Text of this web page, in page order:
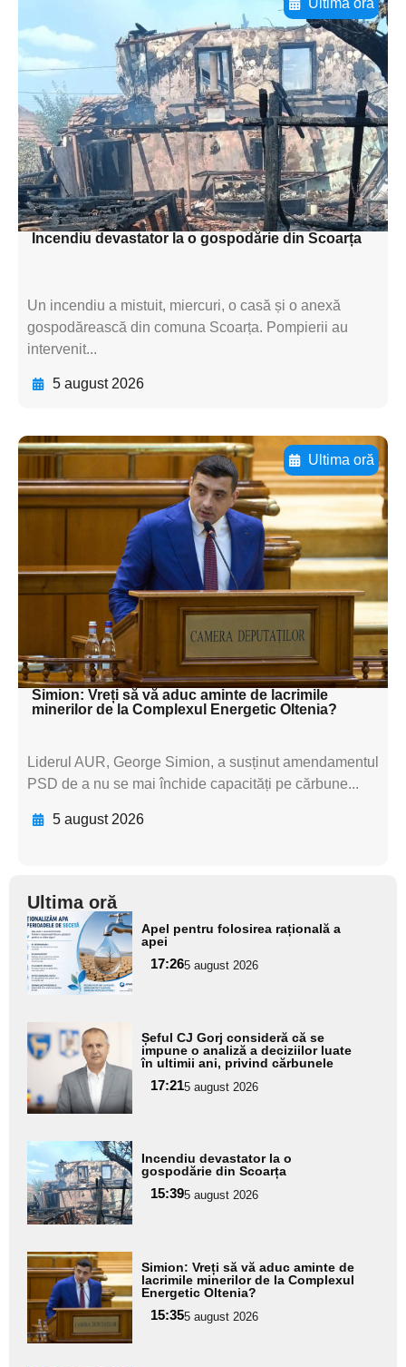
Adaugă aici textul pentru
subtitluAdaugă aici
textul pentru
subtitluAdaugă aici
textul pentru
subtitluAdaugă aici
textul pentru subti
Incendiu devastator la o gospodărie din Scoarța
Un incendiu a mistuit, miercuri, o casă și o anexă
gospodărească din comuna Scoarța. Pompierii au
intervenit...
5 august 2026
Ultima oră
Adaugă aici textul pentru
subtitluAdaugă aici
textul pentru
subtitluAdaugă aici
textul pentru
subtitluAdaugă aici
textul pentru subti
Simion: Vreți să vă aduc aminte de lacrimile
minerilor de la Complexul Energetic Oltenia?
Liderul AUR, George Simion, a susținut amendamentul
PSD de a nu se mai închide capacități pe cărbune...
5 august 2026
Ultima oră
Adaugă
aici textul
pentru
subtitlu
Apel pentru folosirea rațională a
apei
17:265 august 2026
Adaugă
aici textul
pentru
subtitlu
Șeful CJ Gorj consideră că se
impune o analiză a deciziilor luate
în ultimii ani, privind cărbunele
17:215 august 2026
Adaugă
aici textul
pentru
subtitlu
Incendiu devastator la o
gospodărie din Scoarța
15:395 august 2026
Adaugă
aici textul
pentru
subtitlu
Simion: Vreți să vă aduc aminte de
lacrimile minerilor de la Complexul
Energetic Oltenia?
15:355 august 2026